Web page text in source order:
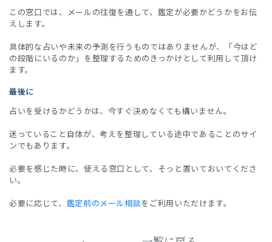
この窓口では、メールの往復を通して、鑑定が必要かどうかをお伝
えします。
具体的な占いや未来の予測を行うものではありませんが、「今はど
の段階にいるのか」を整理するためのきっかけとして利用して頂け
ます。
最後に
占いを受けるかどうかは、今すぐ決めなくても構いません。
迷っていること自体が、考えを整理している途中であることのサイ
ンでもあります。
必要を感じた時に、使える窓口として、そっと置いておいてくださ
い。
必要に応じて、 鑑定前のメール相談をご利用いただけます。